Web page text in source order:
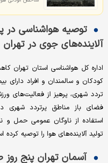
توصیه هواشناسی در
آلاینده‌های جوی در تهران
اداره کل هواشناسی استان تهران
کودکان و سالمندان و افراد دارای
تردد شهری، پرهیز از فعالیت‌های
فضای باز مناطق پرتردد شهری
استفاده از ناوگان عمومی حمل
تولید آلاینده‌های هوا را توصیه کرده
آسمان تهران پنج